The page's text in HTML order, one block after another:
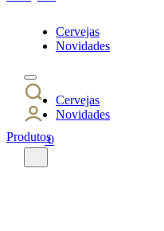
Cervejas
Novidades
Cervejas
Novidades
0
Produtos